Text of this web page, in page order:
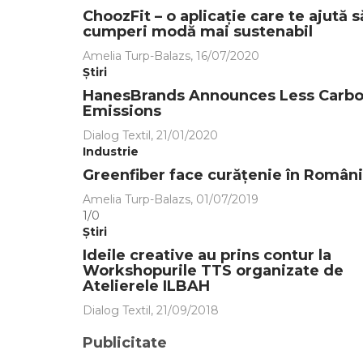
ChoozFit – o aplicație care te ajută
cumperi modă mai sustenabil
Amelia Turp-Balazs, 16/07/2020
Știri
HanesBrands Announces Less
Emissions
Dialog Textil, 21/01/2020
Industrie
Greenfiber face curățenie în
Amelia Turp-Balazs, 01/07/2019
1/0
Știri
Ideile creative au prins contur la
Workshopurile TTS organizate de
Atelierele ILBAH
Dialog Textil, 21/09/2018
Publicitate